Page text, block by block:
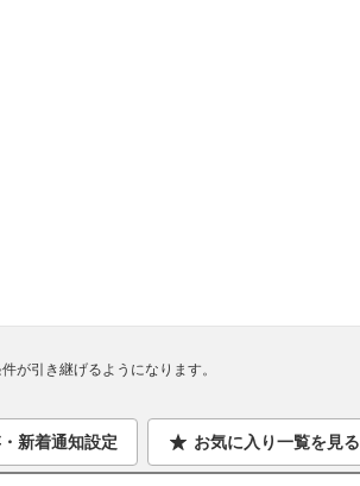
が引き継げるようになります。
新着通知設定 お気に入り一覧を見る